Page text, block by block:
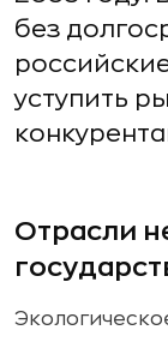
без
уступить
Отрасли